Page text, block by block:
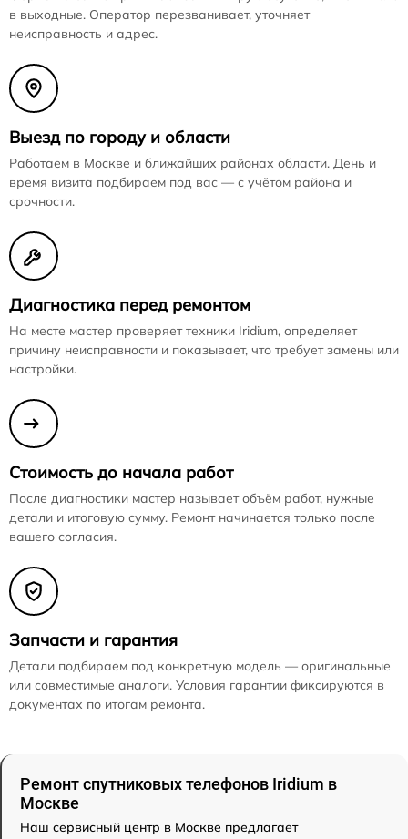
в выходные. Оператор перезванивает, уточняет
неисправность и адрес.
Выезд по городу и области
Работаем в Москве и ближайших районах области. День и
время визита подбираем под вас — с учётом района и
срочности.
Диагностика перед ремонтом
На месте мастер проверяет техники Iridium, определяет
причину неисправности и показывает, что требует замены или
настройки.
Стоимость до начала работ
После диагностики мастер называет объём работ, нужные
детали и итоговую сумму. Ремонт начинается только после
вашего согласия.
Запчасти и гарантия
Детали подбираем под конкретную модель — оригинальные
или совместимые аналоги. Условия гарантии фиксируются в
документах по итогам ремонта.
Ремонт спутниковых телефонов Iridium в
Москве
Наш сервисный центр в Москве предлагает